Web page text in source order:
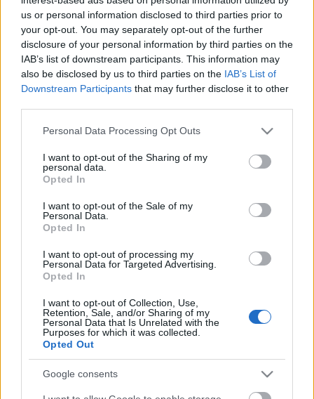
us or personal information disclosed to third parties prior to
your opt-out. You may separately opt-out of the further
disclosure of your personal information by third parties on the
IAB’s list of downstream participants. This information may
also be disclosed by us to third parties on the IAB’s List of
Downstream Participants that may further disclose it to other
Please note that this website/app uses one or more Google
not limited to your visit or usage behaviour. You may click to
grant or deny consent to Google and its third-party tags to
use your data for below specified purposes in below Google
consent section.
Personal Data Processing Opt Outs
I want to opt-out of the Sharing of my
personal data.
Opted In
I want to opt-out of the Sale of my
Personal Data.
Opted In
I want to opt-out of processing my
Personal Data for Targeted Advertising.
Opted In
I want to opt-out of Collection, Use,
Retention, Sale, and/or Sharing of my
Personal Data that Is Unrelated with the
Purposes for which it was collected.
Opted Out
Google consents
Fotó: forgofoto.hu
" Fel-felmerült bennem, hogy én is szívesen énekelnék
karácsonyi nótákat, de úgy éreztem, az évek folyamán
(Mariah Carey, Michael Bublé), akár magyar (Szinetár
Dóra - Bereczky Zoltán) előadóktól ebben a témában,
ismételni a korábbiakat. Azt pedig nem akartam. De
miközben az interneten keresgéltem, olyan
különlegességekre akadtam, amelyek meggyőztek, hogy
igenis lehet még újat mondani..."